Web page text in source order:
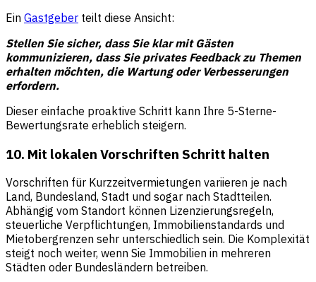
Ein Gastgeber teilt diese Ansicht:
Stellen Sie sicher, dass Sie klar mit Gästen
kommunizieren, dass Sie privates Feedback zu Themen
erhalten möchten, die Wartung oder Verbesserungen
erfordern.
Dieser einfache proaktive Schritt kann Ihre 5-Sterne-
Bewertungsrate erheblich steigern.
10. Mit lokalen Vorschriften Schritt halten
Vorschriften für Kurzzeitvermietungen variieren je nach
Land, Bundesland, Stadt und sogar nach Stadtteilen.
Abhängig vom Standort können Lizenzierungsregeln,
steuerliche Verpflichtungen, Immobilienstandards und
Mietobergrenzen sehr unterschiedlich sein. Die Komplexität
steigt noch weiter, wenn Sie Immobilien in mehreren
Städten oder Bundesländern betreiben.